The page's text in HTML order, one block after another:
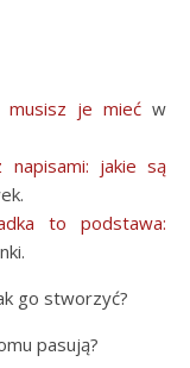
musisz je mieć w
napisami: jakie są
to podstawa:
go stworzyć?
pasują?